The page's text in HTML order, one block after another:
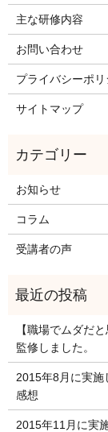
主な研修内容
お問い合わせ
プライバシーポリ
サイトマップ
お知らせ
コラム
受講者の声
【職場でムダだ
監修しました。
2015年8月に実施
感想
2015年11月に実